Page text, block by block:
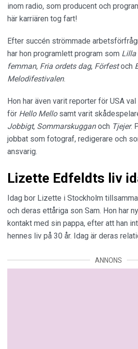
inom radio, som producent och
här karriären tog fart!
Efter succén strömmade
har hon programlett program som Lilla
femman, Fria ordets dag, Förfestoch
Melodifestivalen.
Hon har även varit reporter för USA val
för Hello Mello samt varit
Jobbigt, Sommarskugganoch Tjejer.
jobbat som fotograf, redigerare och
ansvarig.
Lizette Edfeldts liv
Idag bor Lizette i Stockholm
och deras ettåriga son Sam. Hon har
kontakt med sin pappa, efter att han
hennes liv på 30 år. Idag är deras
ANNONS